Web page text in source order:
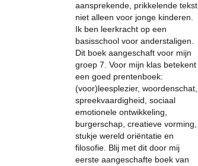
aansprekende, prikkelende tekst,
niet alleen voor jonge kinderen.
Ik ben leerkracht op een
basisschool voor anderstaligen.
Dit boek aangeschaft voor mijn
groep 7. Voor mijn klas betekent
een goed prentenboek:
(voor)leesplezier, woordenschat,
spreekvaardigheid, sociaal
emotionele ontwikkeling,
burgerschap, creatieve vorming,
stukje wereld oriëntatie en
filosofie. Blij met dit door mij
eerste aangeschafte boek van